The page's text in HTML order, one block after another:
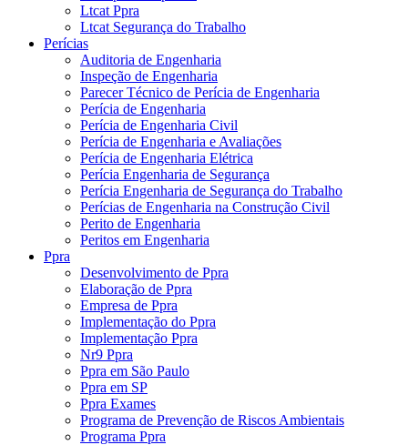
Ltcat Ppra
Ltcat Segurança do Trabalho
Perícias
Auditoria de Engenharia
Inspeção de Engenharia
Parecer Técnico de Perícia de Engenharia
Perícia de Engenharia
Perícia de Engenharia Civil
Perícia de Engenharia e Avaliações
Perícia de Engenharia Elétrica
Perícia Engenharia de Segurança
Perícia Engenharia de Segurança do Trabalho
Perícias de Engenharia na Construção Civil
Perito de Engenharia
Peritos em Engenharia
Ppra
Desenvolvimento de Ppra
Elaboração de Ppra
Empresa de Ppra
Implementação do Ppra
Implementação Ppra
Nr9 Ppra
Ppra em São Paulo
Ppra em SP
Ppra Exames
Programa de Prevenção de Riscos Ambientais
Programa Ppra